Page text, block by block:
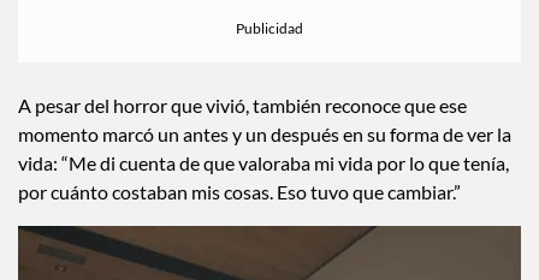
A pesar del horror que vivió, también reconoce que ese
momento marcó un antes y un después en su forma de ver la
vida: “Me di cuenta de que valoraba mi vida por lo que tenía,
por cuánto costaban mis cosas. Eso tuvo que cambiar.”